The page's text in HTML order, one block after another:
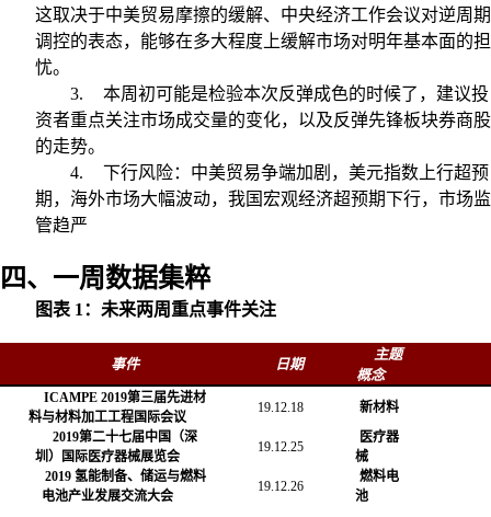
这取决于中美贸易摩擦的缓解、中央经济工作会议对逆周期
调控的表态，能够在多大程度上缓解市场对明年基本面的担
忧。
3.
本周初可能是检验本次反弹成色的时候了，建议投
资者重点关注市场成交量的变化，以及反弹先锋板块券商股
的走势。
4.
下行风险：中美贸易争端加剧，美元指数上行超预
期，海外市场大幅波动，我国宏观经济超预期下行，市场监
管趋严
四、一周数据集粹
图表 1 ：未来两周重点事件关注
事件 日期
主题
概念
ICAMPE 2019第三届先进材
料与材料加工工程国际会议
19.12.18
新材料
2019第二十七届中国（深
圳）国际医疗器械展览会
19.12.25
医疗器
械
2019 氢能制备、储运与燃料
电池产业发展交流大会
19.12.26
燃料电
池